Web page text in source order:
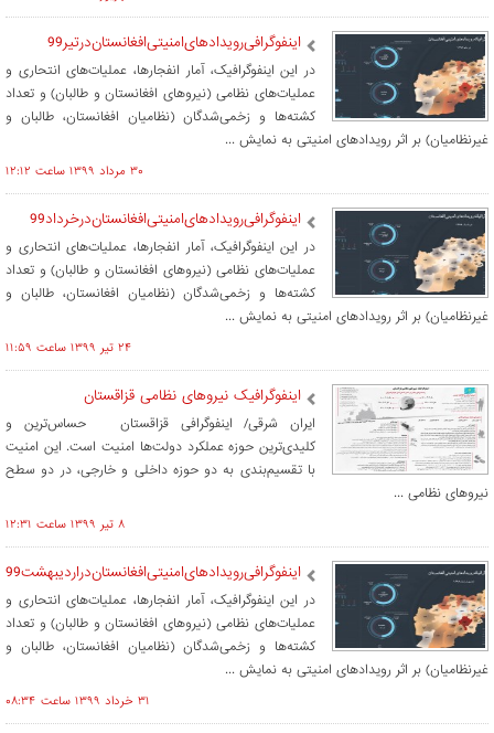
اینفوگرافی‌رویدادهای‌امنیتی‌افغانستان‌درتیر99
در این اینفوگرافیک، آمار انفجارها، عملیات‌های انتحاری و
عملیات‌های نظامی (نیروهای افغانستان و طالبان) و تعداد
کشته‌ها و زخمی‌شدگان (نظامیان افغانستان، طالبان و
غیرنظامیان) بر اثر رویدادهای امنیتی به نمایش ...
۳۰ مرداد ۱۳۹۹ ساعت ۱۲:۱۲
اینفوگرافی‌رویدادهای‌امنیتی‌افغانستان‌درخرداد99
در این اینفوگرافیک، آمار انفجارها، عملیات‌های انتحاری و
عملیات‌های نظامی (نیروهای افغانستان و طالبان) و تعداد
کشته‌ها و زخمی‌شدگان (نظامیان افغانستان، طالبان و
غیرنظامیان) بر اثر رویدادهای امنیتی به نمایش ...
۲۴ تير ۱۳۹۹ ساعت ۱۱:۵۹
اینفوگرافیک نیروهای نظامی قزاقستان
ایران شرقی/ اینفوگرافی قزاقستان حساس‌ترین و
کلیدی‌ترین حوزه‌ عملکرد دولت‌ها امنیت است. این امنیت
با تقسیم‌بندی به دو حوزه داخلی و خارجی، در دو سطح
نیروهای نظامی ...
۸ تير ۱۳۹۹ ساعت ۱۲:۳۱
اینفوگرافی‌رویدادهای‌امنیتی‌افغانستان‌دراردیبهشت99
در این اینفوگرافیک، آمار انفجارها، عملیات‌های انتحاری و
عملیات‌های نظامی (نیروهای افغانستان و طالبان) و تعداد
کشته‌ها و زخمی‌شدگان (نظامیان افغانستان، طالبان و
غیرنظامیان) بر اثر رویدادهای امنیتی به نمایش ...
۳۱ خرداد ۱۳۹۹ ساعت ۰۸:۳۴